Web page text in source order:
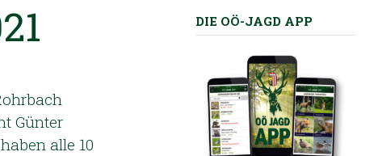
Günter
alle 10
DIE OÖ-JAGD APP